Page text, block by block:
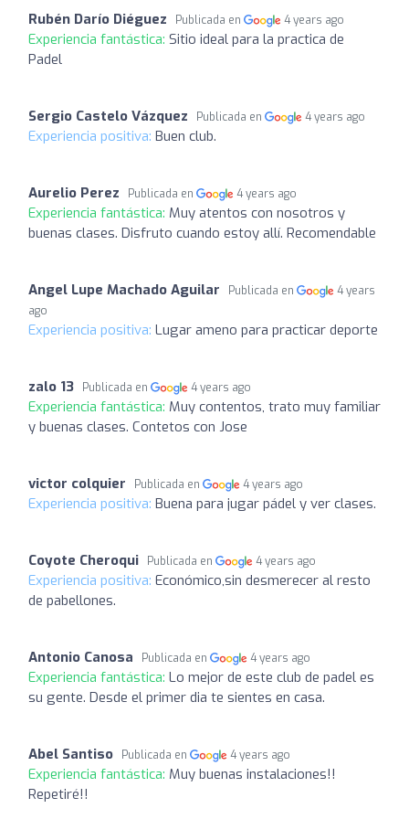
Rubén Darío Diéguez Publicada en 4 years ago
Experiencia fantástica: Sitio ideal para la practica de
Padel
Sergio Castelo Vázquez Publicada en 4 years ago
Experiencia positiva: Buen club.
Aurelio Perez Publicada en 4 years ago
Experiencia fantástica: Muy atentos con nosotros y
buenas clases. Disfruto cuando estoy allí. Recomendable
Angel Lupe Machado Aguilar Publicada en
4 years
ago
Experiencia positiva: Lugar ameno para practicar deporte
zalo 13 Publicada en 4 years ago
Experiencia fantástica: Muy contentos, trato muy familiar
y buenas clases. Contetos con Jose
victor colquier Publicada en 4 years ago
Experiencia positiva: Buena para jugar pádel y ver clases.
Coyote Cheroqui Publicada en 4 years ago
Experiencia positiva: Económico,sin desmerecer al resto
de pabellones.
Antonio Canosa Publicada en 4 years ago
Experiencia fantástica: Lo mejor de este club de padel es
su gente. Desde el primer dia te sientes en casa.
Abel Santiso Publicada en 4 years ago
Experiencia fantástica: Muy buenas instalaciones!!
Repetiré!!